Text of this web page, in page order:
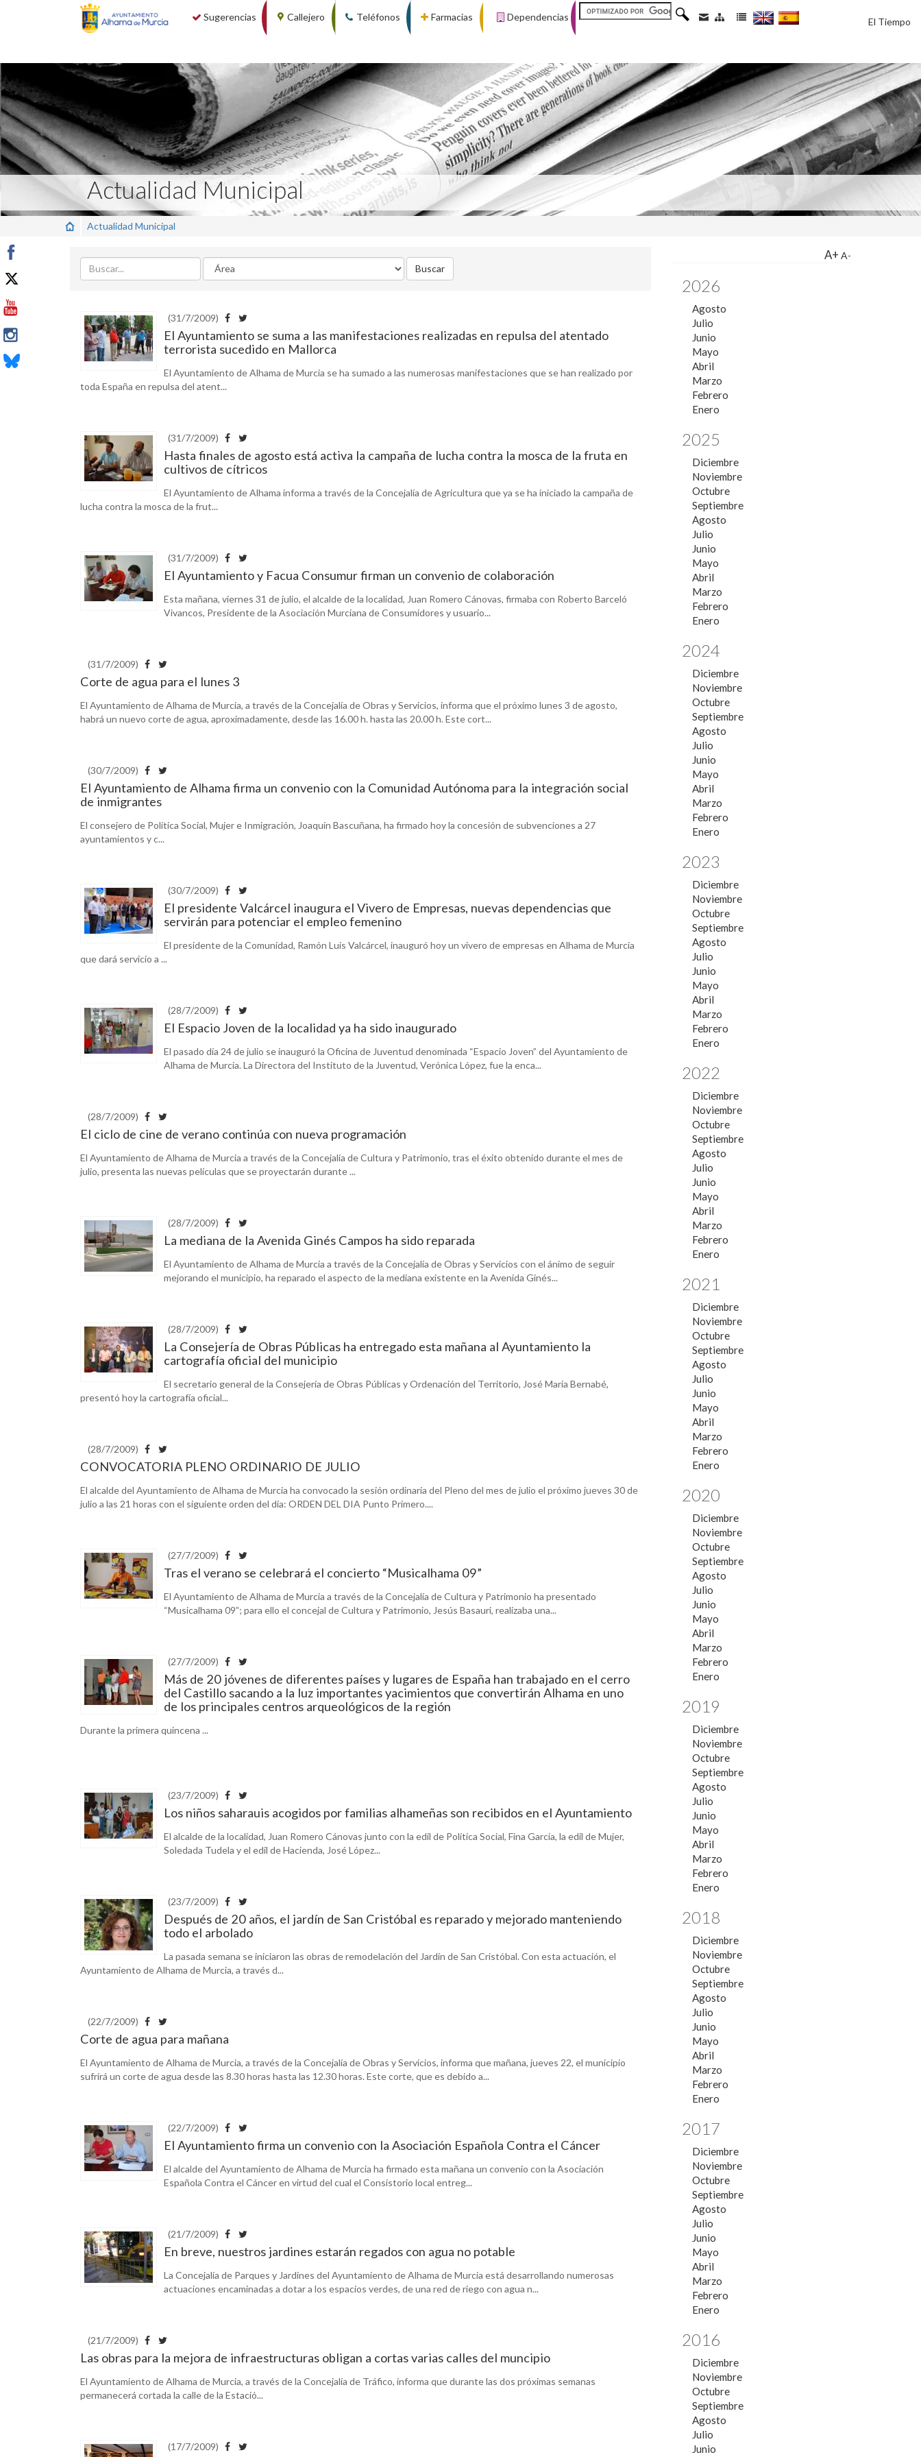
Sugerencias Callejero Teléfonos Farmacias Dependencias El Tiempo
Actualidad Municipal
Actualidad Municipal
Buscar Area Buscar
(31/7/2009)
El Ayuntamiento se suma a las manifestaciones realizadas en repulsa del atentado
terrorista sucedido en Mallorca
El Ayuntamiento de Alhama de Murcia se ha sumado a las numerosas manifestaciones que se han realizado por
toda España en repulsa del atent...
(31/7/2009)
Hasta finales de agosto está activa la campaña de lucha contra la mosca de la fruta en
cultivos de cítricos
El Ayuntamiento de Alhama informa a través de la Concejalía de Agricultura que ya se ha iniciado la campaña de
lucha contra la mosca de la frut...
(31/7/2009)
El Ayuntamiento y Facua Consumur firman un convenio de colaboración
Esta mañana, viernes 31 de julio, el alcalde de la localidad, Juan Romero Cánovas, firmaba con Roberto Barceló
Vivancos, Presidente de la Asociación Murciana de Consumidores y usuario...
(31/7/2009)
Corte de agua para el lunes 3
El Ayuntamiento de Alhama de Murcia, a través de la Concejalía de Obras y Servicios, informa que el próximo lunes 3 de agosto,
habrá un nuevo corte de agua, aproximadamente, desde las 16.00 h. hasta las 20.00 h. Este cort...
(30/7/2009)
El Ayuntamiento de Alhama firma un convenio con la Comunidad Autónoma para la integración social
de inmigrantes
El consejero de Política Social, Mujer e Inmigración, Joaquín Bascuñana, ha firmado hoy la concesión de subvenciones a 27
ayuntamientos y c...
(30/7/2009)
El presidente Valcárcel inaugura el Vivero de Empresas, nuevas dependencias que
servirán para potenciar el empleo femenino
El presidente de la Comunidad, Ramón Luis Valcárcel, inauguró hoy un vivero de empresas en Alhama de Murcia
que dará servicio a ...
(28/7/2009)
El Espacio Joven de la localidad ya ha sido inaugurado
El pasado día 24 de julio se inauguró la Oficina de Juventud denominada “Espacio Joven” del Ayuntamiento de
Alhama de Murcia. La Directora del Instituto de la Juventud, Verónica López, fue la enca...
(28/7/2009)
El ciclo de cine de verano continúa con nueva programación
El Ayuntamiento de Alhama de Murcia a través de la Concejalía de Cultura y Patrimonio, tras el éxito obtenido durante el mes de
julio, presenta las nuevas películas que se proyectarán durante ...
(28/7/2009)
La mediana de la Avenida Ginés Campos ha sido reparada
El Ayuntamiento de Alhama de Murcia a través de la Concejalía de Obras y Servicios con el ánimo de seguir
mejorando el municipio, ha reparado el aspecto de la mediana existente en la Avenida Ginés...
(28/7/2009)
La Consejería de Obras Públicas ha entregado esta mañana al Ayuntamiento la
cartografía oficial del municipio
El secretario general de la Consejería de Obras Públicas y Ordenación del Territorio, José María Bernabé,
presentó hoy la cartografía oficial...
(28/7/2009)
CONVOCATORIA PLENO ORDINARIO DE JULIO
El alcalde del Ayuntamiento de Alhama de Murcia ha convocado la sesión ordinaria del Pleno del mes de julio el próximo jueves 30 de
julio a las 21 horas con el siguiente orden del día: ORDEN DEL DIA Punto Primero....
(27/7/2009)
Tras el verano se celebrará el concierto “Musicalhama 09”
El Ayuntamiento de Alhama de Murcia a través de la Concejalía de Cultura y Patrimonio ha presentado
“Musicalhama 09”; para ello el concejal de Cultura y Patrimonio, Jesús Basauri, realizaba una...
(27/7/2009)
Más de 20 jóvenes de diferentes países y lugares de España han trabajado en el cerro
del Castillo sacando a la luz importantes yacimientos que convertirán Alhama en uno
de los principales centros arqueológicos de la región
Durante la primera quincena ...
(23/7/2009)
Los niños saharauis acogidos por familias alhameñas son recibidos en el Ayuntamiento
El alcalde de la localidad, Juan Romero Cánovas junto con la edil de Política Social, Fina García, la edil de Mujer,
Soledada Tudela y el edil de Hacienda, José López...
(23/7/2009)
Después de 20 años, el jardín de San Cristóbal es reparado y mejorado manteniendo
todo el arbolado
La pasada semana se iniciaron las obras de remodelación del Jardín de San Cristóbal. Con esta actuación, el
Ayuntamiento de Alhama de Murcia, a través d...
(22/7/2009)
Corte de agua para mañana
El Ayuntamiento de Alhama de Murcia, a través de la Concejalía de Obras y Servicios, informa que mañana, jueves 22, el municipio
sufrirá un corte de agua desde las 8.30 horas hasta las 12.30 horas. Este corte, que es debido a...
(22/7/2009)
El Ayuntamiento firma un convenio con la Asociación Española Contra el Cáncer
El alcalde del Ayuntamiento de Alhama de Murcia ha firmado esta mañana un convenio con la Asociación
Española Contra el Cáncer en virtud del cual el Consistorio local entreg...
(21/7/2009)
En breve, nuestros jardines estarán regados con agua no potable
La Concejalía de Parques y Jardines del Ayuntamiento de Alhama de Murcia está desarrollando numerosas
actuaciones encaminadas a dotar a los espacios verdes, de una red de riego con agua n...
(21/7/2009)
Las obras para la mejora de infraestructuras obligan a cortas varias calles del muncipio
El Ayuntamiento de Alhama de Murcia, a través de la Concejalía de Tráfico, informa que durante las dos próximas semanas
permanecerá cortada la calle de la Estació...
(17/7/2009)
A+ A-
2026
Agosto
Julio
Junio
Mayo
Abril
Marzo
Febrero
Enero
2025
Diciembre
Noviembre
Octubre
Septiembre
Agosto
Julio
Junio
Mayo
Abril
Marzo
Febrero
Enero
2024
Diciembre
Noviembre
Octubre
Septiembre
Agosto
Julio
Junio
Mayo
Abril
Marzo
Febrero
Enero
2023
Diciembre
Noviembre
Octubre
Septiembre
Agosto
Julio
Junio
Mayo
Abril
Marzo
Febrero
Enero
2022
Diciembre
Noviembre
Octubre
Septiembre
Agosto
Julio
Junio
Mayo
Abril
Marzo
Febrero
Enero
2021
Diciembre
Noviembre
Octubre
Septiembre
Agosto
Julio
Junio
Mayo
Abril
Marzo
Febrero
Enero
2020
Diciembre
Noviembre
Octubre
Septiembre
Agosto
Julio
Junio
Mayo
Abril
Marzo
Febrero
Enero
2019
Diciembre
Noviembre
Octubre
Septiembre
Agosto
Julio
Junio
Mayo
Abril
Marzo
Febrero
Enero
2018
Diciembre
Noviembre
Octubre
Septiembre
Agosto
Julio
Junio
Mayo
Abril
Marzo
Febrero
Enero
2017
Diciembre
Noviembre
Octubre
Septiembre
Agosto
Julio
Junio
Mayo
Abril
Marzo
Febrero
Enero
2016
Diciembre
Noviembre
Octubre
Septiembre
Agosto
Julio
Junio